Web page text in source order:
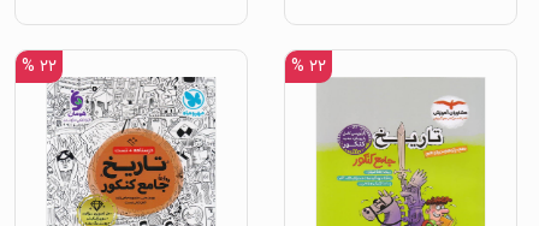
۲۲ % ۲۲ %